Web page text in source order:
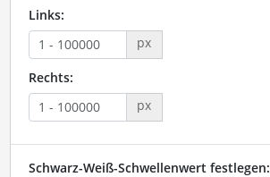
Links:
px
Rechts:
px
Schwarz-Weiß-Schwellenwert festlegen: